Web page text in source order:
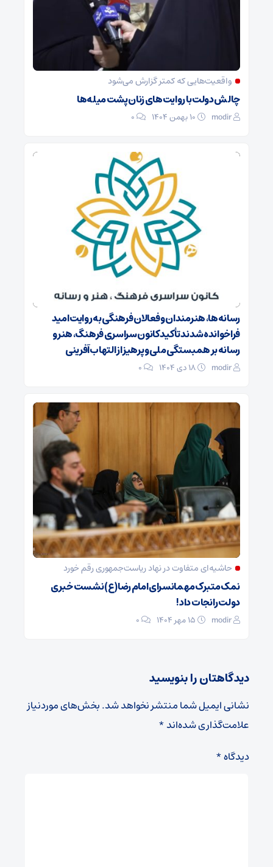
واقعیت‌هایی که کمتر گزارش می‌شود
چالش دولت با روایت‌های زنان پشت میله‌ها
modir
0
رسانه‌ها، هنرمندان و فعالان فرهنگی به روایت امید
فراخوانده شدند تأکید کانون سراسری فرهنگ، هنر و
رسانه بر همبستگی ملی و پرهیز از التهاب‌آفرینی
modir
0
حاشیه‌ای متفاوت در نهاد ریاست‌جمهوری رقم خورد
نمک متبرک مهمانسرای امام رضا(ع) نشست خبری
دولت را نجات داد!
modir
0
دیدگاهتان را بنویسید
نشانی ایمیل شما منتشر نخواهد شد.بخش‌های موردنیاز
علامت‌گذاری شده‌اند*
دیدگاه*